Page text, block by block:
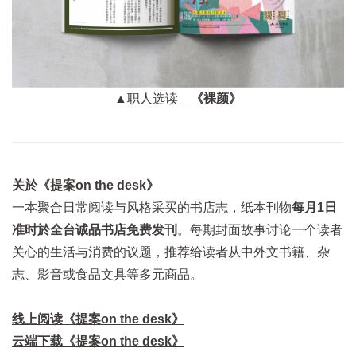
▲职人选读＿ 《裸颜》
关於《提案on the desk》
一本聚合日常阅读与风格采买的书店志，纸本刊物每月1日
准时於全台诚品书店免费发刊 。每期封面故事讨论一个读者
关心的生活与消费的议题，推荐给读者从中外文书籍、杂
志、影音或食品文具等多元商品。
线上阅读《提案on the desk》
云端下载《提案on the desk》